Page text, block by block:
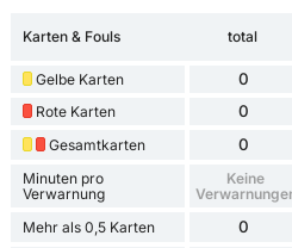
Karten & Fouls total
Gelbe Karten 0
Rote Karten 0
Gesamtkarten 0
Minuten pro
Verwarnung
Keine
Mehr als 0,5 Karten 0